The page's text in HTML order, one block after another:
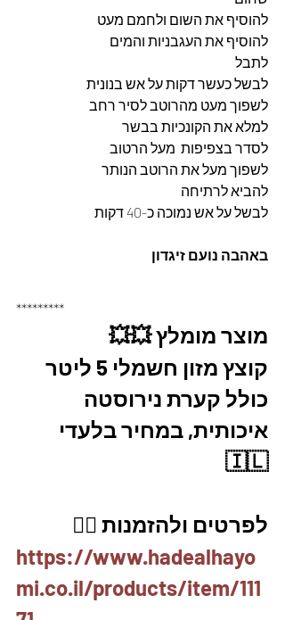
להוסיף את השום ולחמם מעט
להוסיף את העגבניות והמים
לתבל
לבשל כעשר דקות על אש בנונית
לשפוך מעט מהרוטב לסיר רחב
למלא את הקונכיות בבשר
לסדר בצפיפות  מעל הרטוב
לשפוך מעל את הרוטב הנותר
להביא לרתיחה
לבשל על אש נמוכה כ-40 דקות
באהבה נועם זיגדון
*********
מוצר מומלץ 💥💥
קוצץ מזון חשמלי 5 ליטר
כולל קערת נירוסטה
איכותית, במחיר בלעדי
🇮🇱
לפרטים ולהזמנות 👇🏼
https://www.hadealhayo
mi.co.il/products/item/111